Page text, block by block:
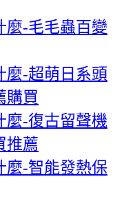
麼-毛毛蟲百變
麼-超萌日系頭
購買
麼-復古留聲機
推薦
麼-智能發熱保